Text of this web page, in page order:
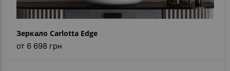
Зеркало Carlotta Edge
от 6 698 грн